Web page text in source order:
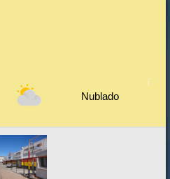
somos
con nosotros
| Reclamos
Nublado